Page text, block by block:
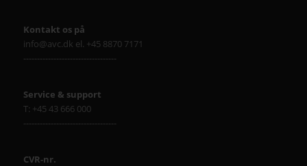
Kontakt os på
info@avc.dk el. +45 8870 7171
----------------------------------
Service & support
T: +45 43 666 000
----------------------------------
CVR-nr.